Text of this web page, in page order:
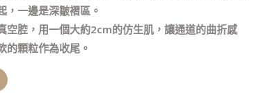
，一邊是深皺褶區。
空腔，用一個大約2cm的仿生肌，讓通道的曲折感
的顆粒作為收尾。